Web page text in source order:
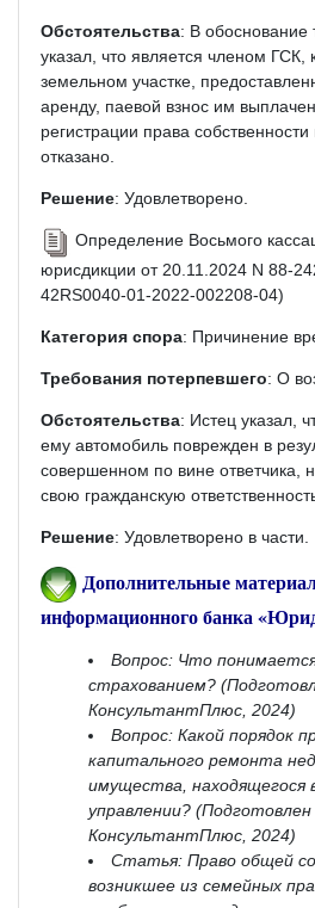
Обстоятельства: В обоснование
указал, что является членом ГСК,
земельном участке,
аренду, паевой взнос им
регистрации права собственности
отказано.
Решение: Удовлетворено.
Определение Восьмого
юрисдикции от 20.11.2024 N 88-
42RS0040-01-2022-002208-04)
Категория спора: Причинение
Требования потерпевшего: О
Обстоятельства: Истец указал,
ему автомобиль поврежден в
совершенном по вине ответчика,
свою гражданскую
Решение: Удовлетворено в части.
Дополнительные
информационного банка
Вопрос: Что
страхованием?
КонсультантПлюс, 2024)
Вопрос: Какой порядок
капитального ремонта
имущества, находящегося
управлении?
КонсультантПлюс, 2024)
Статья: Право общей
возникшее из семейных